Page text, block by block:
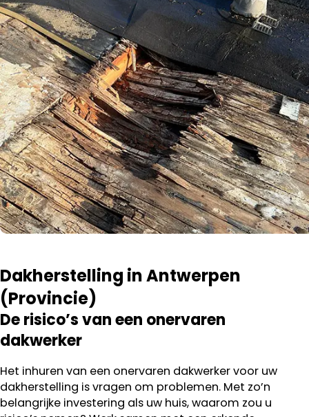
Dakherstelling in Antwerpen
(Provincie)
De risico’s van een onervaren
dakwerker
Het inhuren van een onervaren dakwerker voor uw
dakherstelling is vragen om problemen. Met zo’n
belangrijke investering als uw huis, waarom zou u